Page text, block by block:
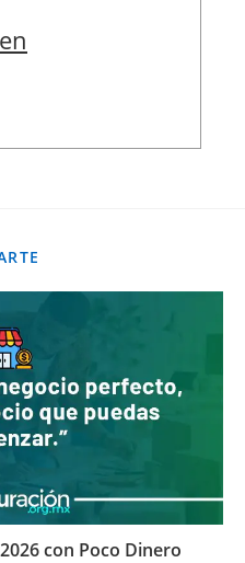
con Poco Dinero